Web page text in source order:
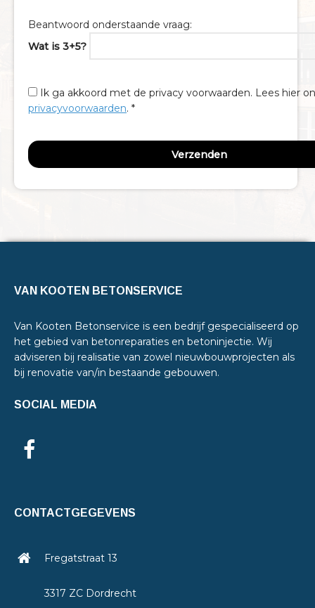
Beantwoord onderstaande vraag:
Wat is 3+5?
Ik ga akkoord met de privacy voorwaarden. Lees hier
privacyvoorwaarden. *
VAN KOOTEN BETONSERVICE
Van Kooten Betonservice is een bedrijf gespecialiseerd op
het gebied van betonreparaties en betoninjectie. Wij
adviseren bij realisatie van zowel nieuwbouwprojecten als
bij renovatie van/in bestaande gebouwen.
SOCIAL MEDIA
CONTACTGEGEVENS
Fregatstraat 13
3317 ZC Dordrecht